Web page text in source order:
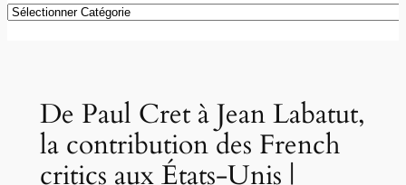
Catégories
De Paul Cret à Jean Labatut,
la contribution des French
critics aux États-Unis |